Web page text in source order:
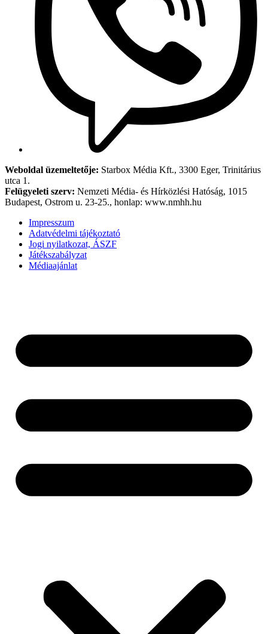
Weboldal üzemeltetője: Starbox Média Kft., 3300 Eger, Trinitárius
utca 1.
Felügyeleti szerv: Nemzeti Média- és Hírközlési Hatóság, 1015
Budapest, Ostrom u. 23-25., honlap: www.nmhh.hu
Impresszum
Adatvédelmi tájékoztató
Jogi nyilatkozat, ÁSZF
Játékszabályzat
Médiaajánlat